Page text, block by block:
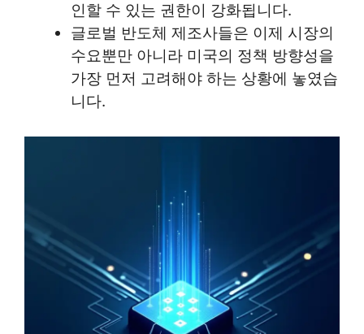
인할 수 있는 권한이 강화됩니다.
글로벌 반도체 제조사들은 이제 시장의
수요뿐만 아니라 미국의 정책 방향성을
가장 먼저 고려해야 하는 상황에 놓였습
니다.